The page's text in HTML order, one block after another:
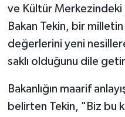
ve Kültür
Bakan Tekin, bir
değerlerini yeni
saklı olduğunu dile
Bakanlığın maarif
belirten Tekin, "Biz bu